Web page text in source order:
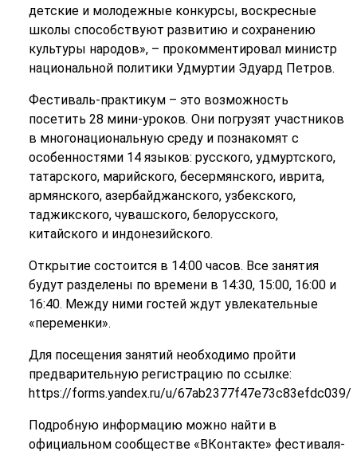
детские и молодежные конкурсы, воскресные
школы способствуют развитию и сохранению
культуры народов», – прокомментировал министр
национальной политики Удмуртии Эдуард Петров.
Фестиваль-практикум – это возможность
посетить 28 мини-уроков. Они погрузят участников
в многонациональную среду и познакомят с
особенностями 14 языков: русского, удмуртского,
татарского, марийского, бесермянского, иврита,
армянского, азербайджанского, узбекского,
таджикского, чувашского, белорусского,
китайского и индонезийского.
Открытие состоится в 14:00 часов. Все занятия
будут разделены по времени в 14:30, 15:00, 16:00 и
16:40. Между ними гостей ждут увлекательные
«переменки».
Для посещения занятий необходимо пройти
предварительную регистрацию по ссылке:
https://forms.yandex.ru/u/67ab2377f47e73c83efdc039/
Подробную информацию можно найти в
официальном сообществе «ВКонтакте» фестиваля-